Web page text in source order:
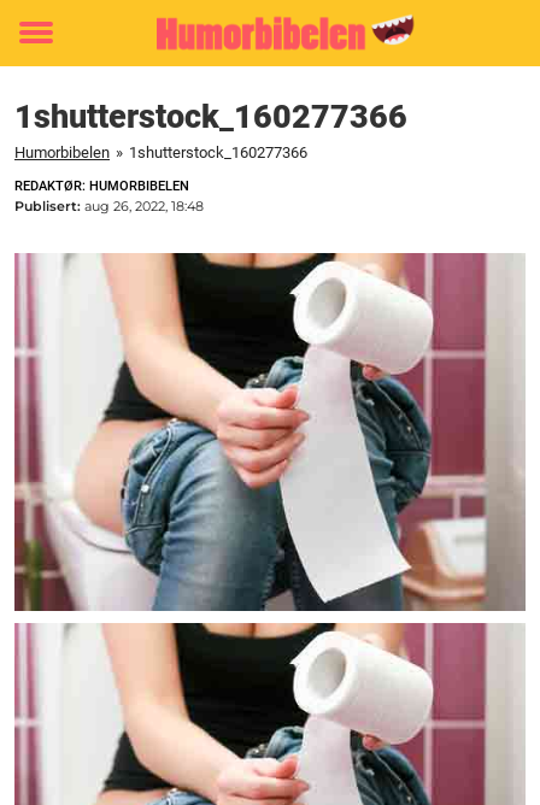
Toggle
1shutterstock_160277366
Humorbibelen » 1shutterstock_160277366
REDAKTØR: HUMORBIBELEN
Publisert: aug 26, 2022, 18:48